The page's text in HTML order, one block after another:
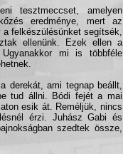
tesztmeccset, amelyen
eredménye, mert az
felkészülésünket segítsék,
ellenünk. Ezek ellen a
mi is többféle
derekát, ami tegnap beállt,
tud állni. Bódi fejét a mai
esik át. Reméljük, nincs
érzi. Juhász Gabi és
szedtek össze,